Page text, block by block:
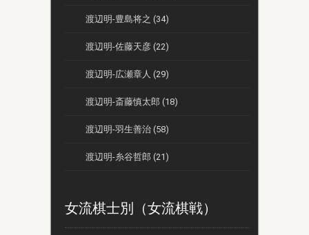
渡辺明-豊島将之 (34)
渡辺明-佐藤天彦 (22)
渡辺明-広瀬章人 (29)
渡辺明-斎藤慎太郎 (18)
渡辺明-羽生善治 (58)
渡辺明-糸谷哲郎 (21)
女流棋士別（女流棋戦）